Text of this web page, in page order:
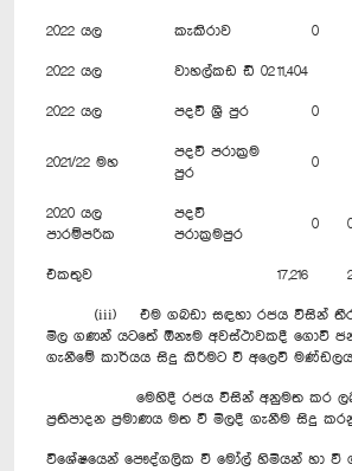
2022 යල කැකිරාව 0
2022 යල වාහල්කඩ ඩී 0211,404
2022 යල පදවි ශ්‍රී පුර 0
2021/22 මහ
පදවි පරාක්‍රම
පුර
0
2020 යල
පාරම්පරික
පදවි
පරාක්‍රමපුර
0
එකතුව 17,216
(iii) එම ගබඩා සඳහා රජය විසින්
මිල ගණන් යටතේ ඕනෑම අවස්ථාවකදී ගොවි
ගැනීමේ කාර්යය සිදු කිරීමට වී අලෙවි
මෙහිදී රජය විසින් අනුමත කර ලබා
ප්‍රතිපාදන ප්‍රමාණය මත වී මිලදී ගැනීම සිදු
විශේෂයෙන් පෞද්ගලික වී මෝල් හිමියන් හා වී